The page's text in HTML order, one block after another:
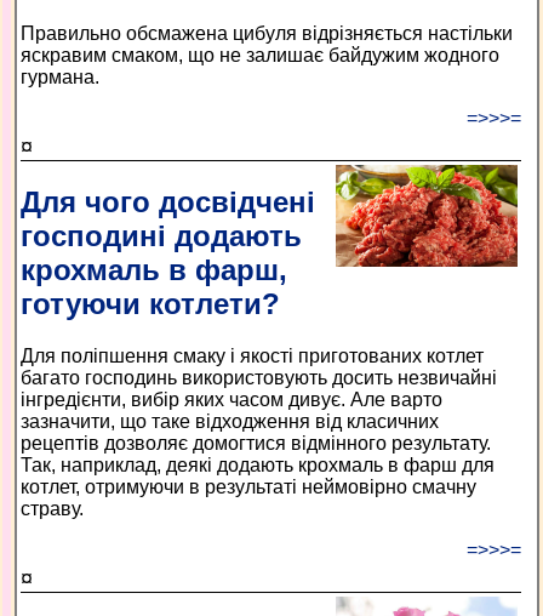
Правильно обсмажена цибуля відрізняється настільки
яскравим смаком, що не залишає байдужим жодного
гурмана.
=>>>=
¤
Для чого досвідчені
господині додають
крохмаль в фарш,
готуючи котлети?
Для поліпшення смаку і якості приготованих котлет
багато господинь використовують досить незвичайні
інгредієнти, вибір яких часом дивує. Але варто
зазначити, що таке відходження від класичних
рецептів дозволяє домогтися відмінного результату.
Так, наприклад, деякі додають крохмаль в фарш для
котлет, отримуючи в результаті неймовірно смачну
страву.
=>>>=
¤